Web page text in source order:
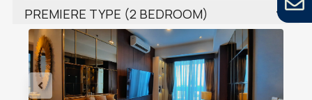
PREMIERE TYPE (2 BEDROOM)